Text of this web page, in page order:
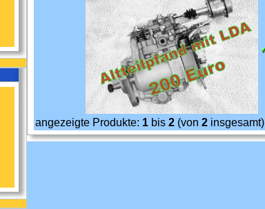
angezeigte Produkte: 1 bis 2 (von 2 insgesamt)